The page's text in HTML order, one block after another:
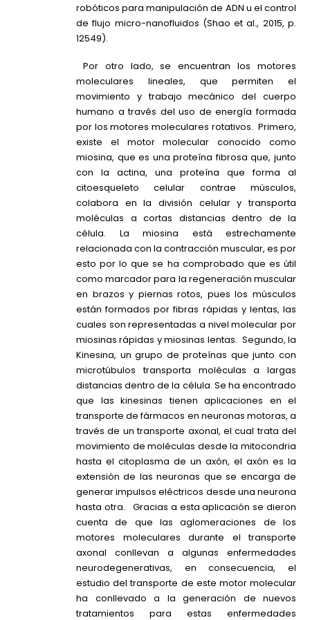
robóticos para manipulación de ADN u el control
de flujo micro-nanofluidos (Shao et al., 2015, p.
12549).
Por otro lado, se encuentran los motores
moleculares lineales, que permiten el
movimiento y trabajo mecánico del cuerpo
humano a través del uso de energía formada
por los motores moleculares rotativos. Primero,
existe el motor molecular conocido como
miosina, que es una proteína fibrosa que, junto
con la actina, una proteína que forma al
citoesqueleto celular contrae músculos,
colabora en la división celular y transporta
moléculas a cortas distancias dentro de la
célula. La miosina está estrechamente
relacionada con la contracción muscular, es por
esto por lo que se ha comprobado que es útil
como marcador para la regeneración muscular
en brazos y piernas rotos, pues los músculos
están formados por fibras rápidas y lentas, las
cuales son representadas a nivel molecular por
miosinas rápidas y miosinas lentas. Segundo, la
Kinesina, un grupo de proteínas que junto con
microtúbulos transporta moléculas a largas
distancias dentro de la célula. Se ha encontrado
que las kinesinas tienen aplicaciones en el
transporte de fármacos en neuronas motoras, a
través de un transporte axonal, el cual trata del
movimiento de moléculas desde la mitocondria
hasta el citoplasma de un axón, el axón es la
extensión de las neuronas que se encarga de
generar impulsos eléctricos desde una neurona
hasta otra. Gracias a esta aplicación se dieron
cuenta de que las aglomeraciones de los
motores moleculares durante el transporte
axonal conllevan a algunas enfermedades
neurodegenerativas, en consecuencia, el
estudio del transporte de este motor molecular
ha conllevado a la generación de nuevos
tratamientos para estas enfermedades